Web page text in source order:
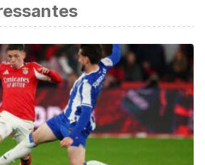
or talk? Social anxiety, loneliness,
for cell phone use.
2007 Jun;10(3):424-35. doi:
PMID: 17594267.